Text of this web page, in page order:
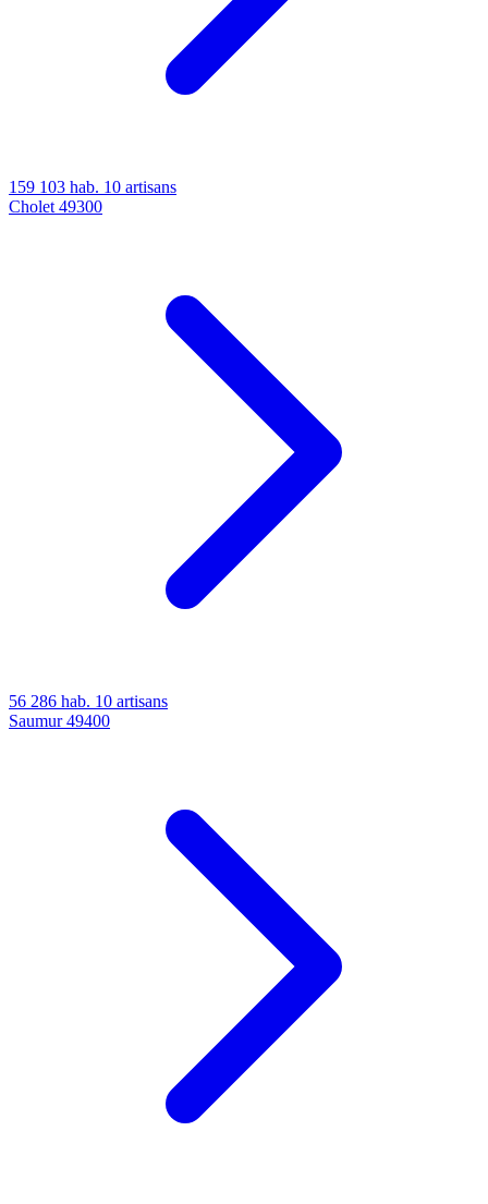
159 103 hab. 10 artisans
Cholet 49300
56 286 hab. 10 artisans
Saumur 49400